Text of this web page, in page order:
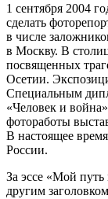
1 сентября 2004
сделать
в числе
в Москву. В
посвященных
Осетии.
Специальным
«Человек и
фотоработы
В настоящее
России.
За эссе «Мой
другим